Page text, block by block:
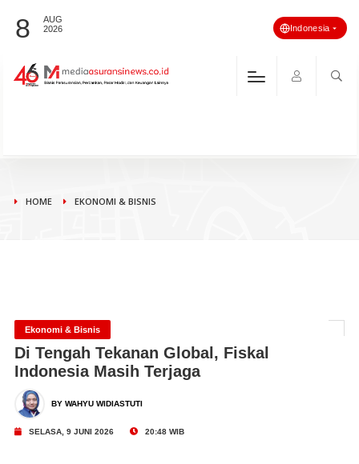
8
AUG
2026
Indonesia
HOME EKONOMI & BISNIS
Ekonomi & Bisnis
Di Tengah Tekanan Global, Fiskal
Indonesia Masih Terjaga
BY WAHYU WIDIASTUTI
SELASA, 9 JUNI 2026 20:48 WIB